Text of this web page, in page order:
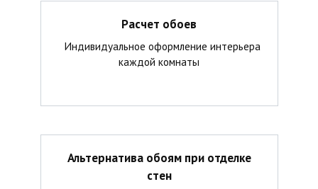
Расчет обоев
Индивидуальное оформление интерьера
каждой комнаты
Альтернатива обоям при отделке
стен